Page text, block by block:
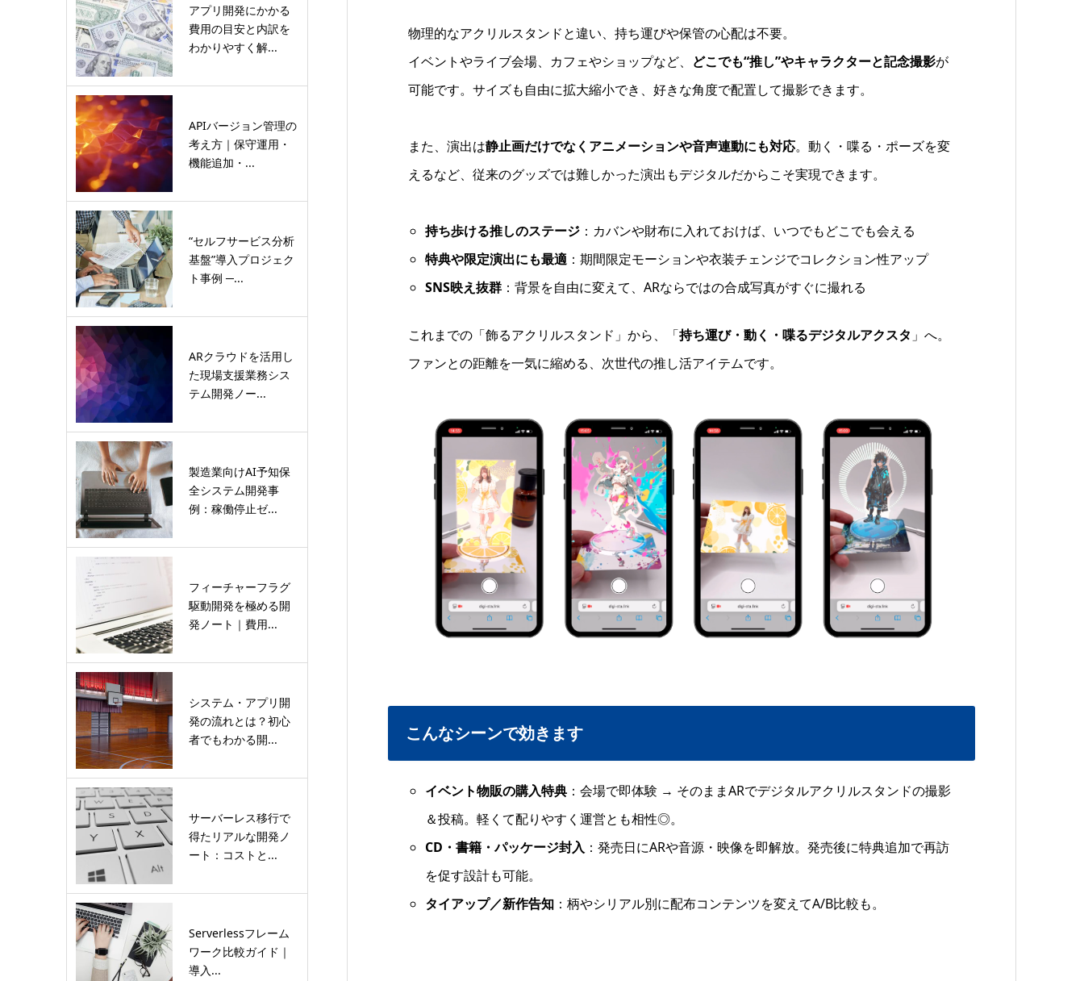
物理的なアクリルスタンドと違い、持ち運びや保管の心配は不要。
イベントやライブ会場、カフェやショップなど、 どこでも“推し”やキャラクターと記念撮影が
可能です。サイズも自由に拡大縮小でき、好きな角度で配置して撮影できます。
また、演出は静止画だけでなくアニメーションや音声連動にも対応。動く・喋る・ポーズを変
えるなど、従来のグッズでは難しかった演出もデジタルだからこそ実現できます。
持ち歩ける推しのステージ：カバンや財布に入れておけば、いつでもどこでも会える
特典や限定演出にも最適：期間限定モーションや衣装チェンジでコレクション性アップ
SNS映え抜群：背景を自由に変えて、ARならではの合成写真がすぐに撮れる
これまでの「飾るアクリルスタンド」から、「持ち運び・動く・喋るデジタルアクスタ 」へ。
ファンとの距離を一気に縮める、次世代の推し活アイテムです。
こんなシーンで効きます
イベント物販の購入特典：会場で即体験 → そのままARでデジタルアクリルスタンドの撮影
＆投稿。軽くて配りやすく運営とも相性◎。
CD・書籍・パッケージ封入 ：発売日にARや音源・映像を即解放。発売後に特典追加で再訪
を促す設計も可能。
タイアップ／新作告知：柄やシリアル別に配布コンテンツを変えてA/B比較も。
アプリ開発にかかる
費用の目安と内訳を
わかりやすく解...
APIバージョン管理の
考え方｜保守運用・
機能追加・...
“セルフサービス分析
基盤”導入プロジェク
ト事例 ─...
ARクラウドを活用し
た現場支援業務シス
テム開発ノー...
製造業向けAI予知保
全システム開発事
例：稼働停止ゼ...
フィーチャーフラグ
駆動開発を極める開
発ノート｜費用...
システム・アプリ開
発の流れとは？初心
者でもわかる開...
サーバーレス移行で
得たリアルな開発ノ
ート：コストと...
Serverlessフレーム
ワーク比較ガイド｜
導入...